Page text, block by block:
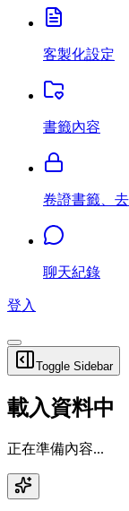
客製化設定
書籤內容
卷證書籤、
聊天紀錄
登入
Toggle Sidebar
載入資料中
正在準備內容...